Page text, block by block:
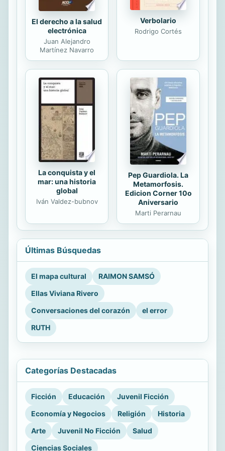
El derecho a la salud
electrónica
Juan Alejandro
Martínez Navarro
Verbolario
Rodrigo Cortés
La conquista y el
mar: una historia
global
Iván Valdez-bubnov
Pep Guardiola. La
Metamorfosis.
Edicion Corner 10o
Aniversario
Marti Perarnau
Últimas Búsquedas
El mapa cultural
RAIMON SAMSÓ
Ellas Viviana Rivero
Conversaciones del corazón
el error
RUTH
Categorías Destacadas
Ficción Educación
Juvenil Ficción
Economía y Negocios
Religión
Historia
Arte
Juvenil No Ficción
Salud
Ciencias Sociales